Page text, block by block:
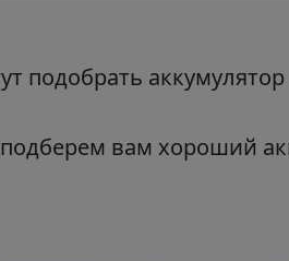
подобрать аккумулятор
вам хороший